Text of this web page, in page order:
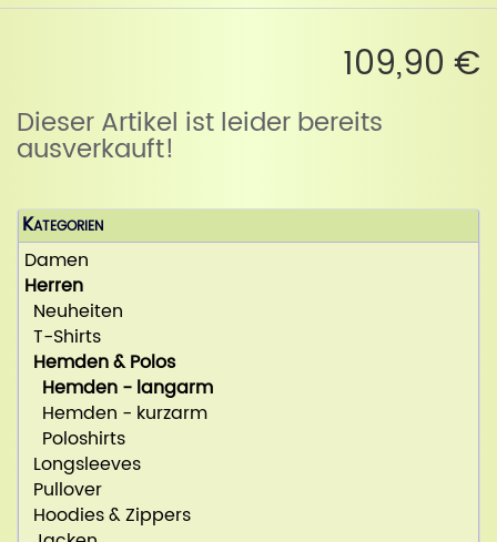
109,90 €
Dieser Artikel ist leider bereits
ausverkauft!
Kategorien
Damen
Herren
Neuheiten
T-Shirts
Hemden & Polos
Hemden - langarm
Hemden - kurzarm
Poloshirts
Longsleeves
Pullover
Hoodies & Zippers